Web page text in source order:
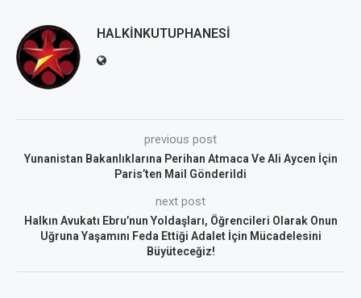
HALKINKUTUPHANESI
previous post
Yunanistan Bakanlıklarına Perihan Atmaca Ve Ali Aycen İçin
Paris’ten Mail Gönderildi
next post
Halkın Avukatı Ebru’nun Yoldaşları, Öğrencileri Olarak Onun
Uğruna Yaşamını Feda Ettiği Adalet İçin Mücadelesini
Büyüteceğiz!